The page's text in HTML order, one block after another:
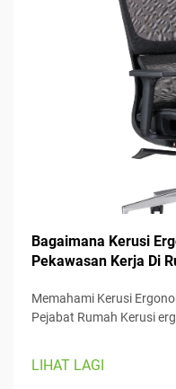
Bagaimana Kerusi
Pekawasan Kerja Di
Memahami Kerusi
Pejabat Rumah Kerusi
jenis badan dan
LIHAT LAGI